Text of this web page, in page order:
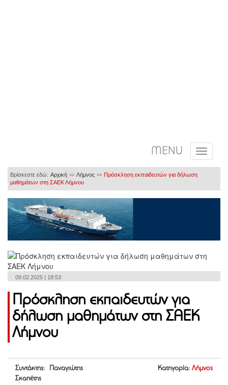
MENU
Βρίσκεστε εδώ: Αρχική >> Λήμνος >> Πρόσκληση εκπαιδευτών για δήλωση
μαθημάτων στη ΣΑΕΚ Λήμνου
09.02.2025 | 18:53
Πρόσκληση εκπαιδευτών για
δήλωση μαθημάτων στη ΣΑΕΚ
Λήμνου
Συντάκτης: Παναγιώτης
Σκαπέτης
Κατηγορία: Λήμνος